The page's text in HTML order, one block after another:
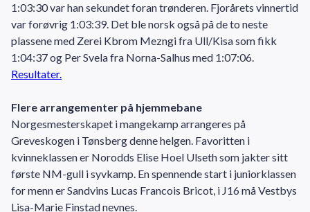
1:03:30 var han sekundet foran trønderen. Fjorårets vinnertid
var forøvrig 1:03:39. Det ble norsk også på de to neste
plassene med Zerei Kbrom Mezngi fra Ull/Kisa som fikk
1:04:37 og Per Svela fra Norna-Salhus med 1:07:06.
Resultater.
Flere arrangementer på hjemmebane
Norgesmesterskapet i mangekamp arrangeres på
Greveskogen i Tønsberg denne helgen. Favoritten i
kvinneklassen er Norodds Elise Hoel Ulseth som jakter sitt
første NM-gull i syvkamp. En spennende start i juniorklassen
for menn er Sandvins Lucas Francois Bricot, i J16 må Vestbys
Lisa-Marie Finstad nevnes.